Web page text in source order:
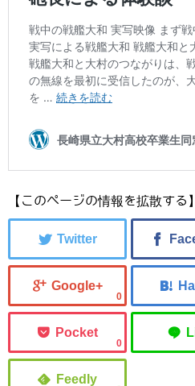
【このページの情報を拡散する】
0
0